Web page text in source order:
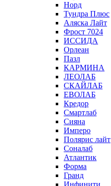
Норд
Тундра Плюс
Аляска Лайт
Фрост 7024
ИССИДА
Орлеан
Пазл
КАРМИНА
ЛЕОЛАБ
СКАЙЛАБ
ЕВОЛАБ
Кредор
Смартлаб
Сияна
Имперо
Полярис лайт
Соналаб
Атлантик
Форма
Гранд